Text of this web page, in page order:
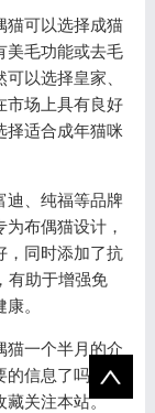
猫可以选择成猫
美毛功能或去毛
以选择皇家、
市场上具有良好
择适合成年猫咪
迪、纯福等品牌
布偶猫设计，
，同时添加了抗
有助于增强免
。
猫一个半月的介
的信息了吗 ？
藏关注本站。